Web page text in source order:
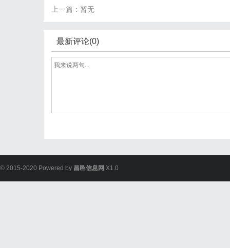
上一篇：暂无
最新评论(0)
© 2015-2020 Powered by 昌邑信息网 X1.0